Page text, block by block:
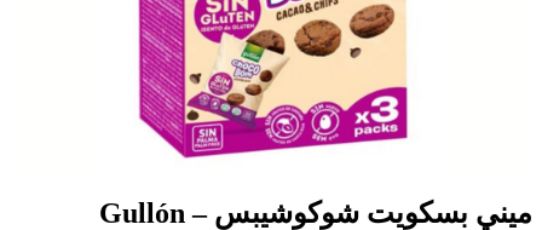
ميني بسكويت شوكوشيبس – Gullón